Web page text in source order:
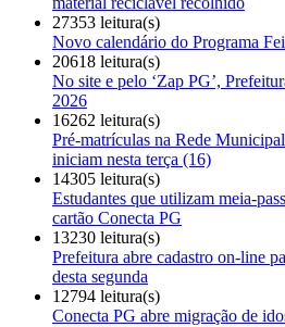
27353 leitura(s)
Novo calendário do Programa
20618 leitura(s)
No site e pelo ‘Zap PG’,
2026
16262 leitura(s)
Pré-matrículas na Rede
iniciam nesta terça (16)
14305 leitura(s)
Estudantes que utilizam meia-
cartão Conecta PG
13230 leitura(s)
Prefeitura abre cadastro on-line
desta segunda
12794 leitura(s)
Conecta PG abre migração de